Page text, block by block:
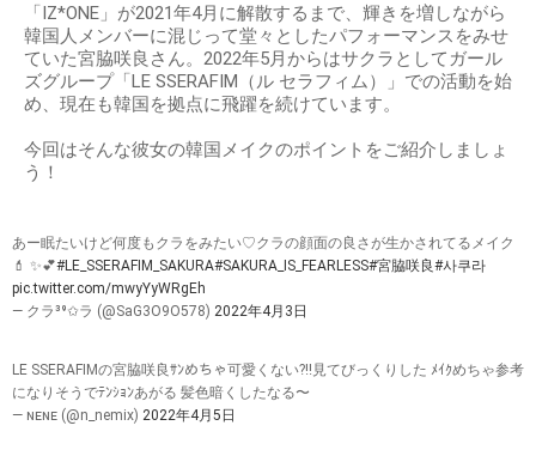
「IZ*ONE」が2021年4月に解散するまで、輝きを増しながら
韓国人メンバーに混じって堂々としたパフォーマンスをみせ
ていた宮脇咲良さん。2022年5月からはサクラとしてガール
ズグループ「LE SSERAFIM（ル セラフィム）」での活動を始
め、現在も韓国を拠点に飛躍を続けています。
今回はそんな彼女の韓国メイクのポイントをご紹介しましょ
う！
あー眠たいけど何度もクラをみたい♡クラの顔面の良さが生かされてるメイク
💄 ✨💕#LE_SSERAFIM_SAKURA#SAKURA_IS_FEARLESS#宮脇咲良#사쿠라
pic.twitter.com/mwyYyWRgEh
— クラ³⁹✩ラ (@SaG3O9O578) 2022年4月3日
LE SSERAFIMの宮脇咲良ｻﾝめちゃ可愛くない?!!見てびっくりした ﾒｲｸめちゃ参考
になりそうでﾃﾝｼｮﾝあがる 髪色暗くしたなる〜
— ɴᴇɴᴇ (@n_nemix) 2022年4月5日